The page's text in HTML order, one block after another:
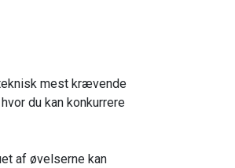
mest krævende
du kan konkurrere
af øvelserne kan